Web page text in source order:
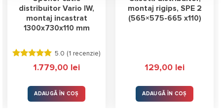
distribuitor Vario IW,
montaj incastrat
1300x730x110 mm
Evaluat la
stele
5.0 (1 recenzie)
1.779,00 lei
ADAUGĂ ÎN COȘ
montaj rigips, SPE 2
(565×575-665 x110)
129,00 lei
ADAUGĂ ÎN COȘ